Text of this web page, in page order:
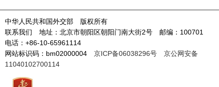
中华人民共和国外交部 版权所有
联系我们 地址：北京市朝阳区朝阳门南大街2号 邮编：100701
电话：+86-10-65961114
网站标识码：bm02000004 京ICP备06038296号
京公网安备
11040102700114